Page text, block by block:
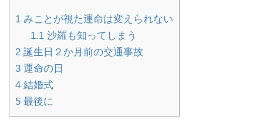
1 みことが視た運命は変えられない
1.1沙羅も知ってしまう
2 誕生日２か月前の交通事故
3 運命の日
4 結婚式
5 最後に